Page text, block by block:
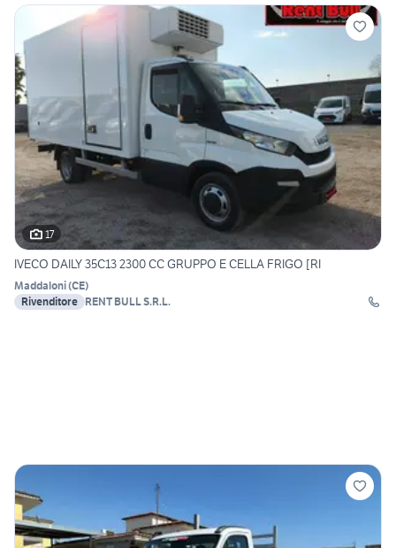
17
IVECO DAILY 35C13 2300 CC GRUPPO E CELLA FRIGO [RI
Maddaloni(CE)
Rivenditore RENT BULL S.R.L.